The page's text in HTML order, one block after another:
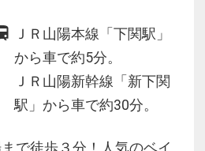
ＪＲ山陽本線「下関駅」
から車で約5分。
ＪＲ山陽新幹線「新下関
駅」から車で約30分。
で徒歩３分！人気のベイ